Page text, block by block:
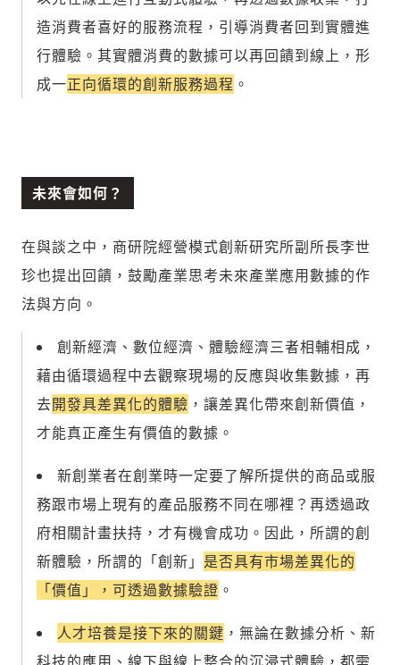
登入或註冊
輸入 Email 驗證碼
造消費者喜好的服務流程，引導消費者回到實體進
行體驗。其實體消費的數據可以再回饋到線上，形
成一正向循環的創新服務過程 。
未來會如何？
在與談之中，商研院經營模式創新研究所副所長李世
珍也提出回饋，鼓勵產業思考未來產業應用數據的作
法與方向。
創新經濟、數位經濟、體驗經濟三者相輔相成，
藉由循環過程中去觀察現場的反應與收集數據，再
去開發具差異化的體驗 ，讓差異化帶來創新價值，
才能真正產生有價值的數據。
新創業者在創業時一定要了解所提供的商品或服
務跟市場上現有的產品服務不同在哪裡？再透過政
府相關計畫扶持，才有機會成功。因此，所謂的創
新體驗，所謂的「創新」 是否具有市場差異化的
「價值」，可透過數據驗證 。
人才培養是接下來的關鍵 ，無論在數據分析、新